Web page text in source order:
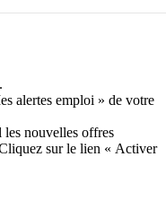
alertes emploi » de votre
les nouvelles offres
sur le lien « Activer